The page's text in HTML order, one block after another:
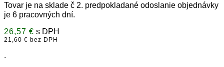
Tovar je na sklade č 2. predpokladané odoslanie objednávky
je 6 pracovných dní.
26,57 € s DPH
21,60 € bez DPH
.